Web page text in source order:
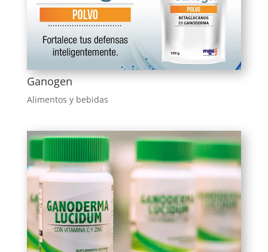
Ganogen
Alimentos y bebidas